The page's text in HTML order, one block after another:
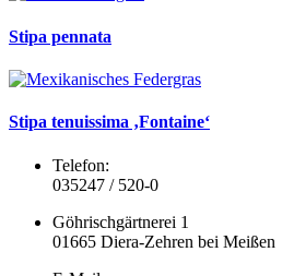
Stipa pennata
Stipa tenuissima ‚Fontaine‘
Telefon:
035247 / 520-0
Göhrischgärtnerei 1
01665 Diera-Zehren bei Meißen